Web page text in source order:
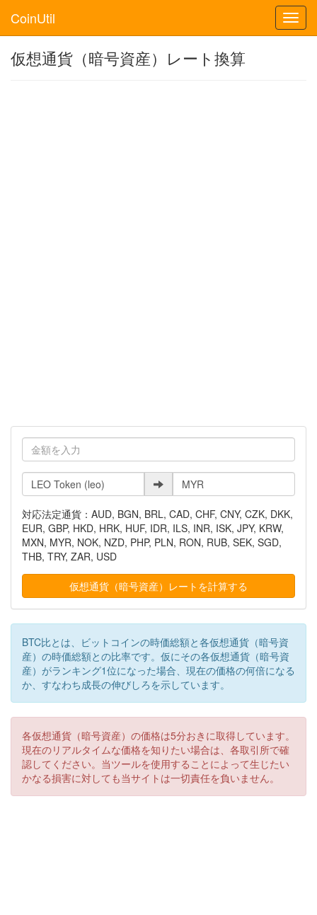
CoinUtil
仮想通貨（暗号資産）レート換算
対応法定通貨：AUD, BGN, BRL, CAD, CHF, CNY, CZK, DKK,
EUR, GBP, HKD, HRK, HUF, IDR, ILS, INR, ISK, JPY, KRW,
MXN, MYR, NOK, NZD, PHP, PLN, RON, RUB, SEK, SGD,
THB, TRY, ZAR, USD
BTC比とは、ビットコインの時価総額と各仮想通貨（暗号資
産）の時価総額との比率です。仮にその各仮想通貨（暗号資
産）がランキング1位になった場合、現在の価格の何倍になる
か、すなわち成長の伸びしろを示しています。
各仮想通貨（暗号資産）の価格は5分おきに取得しています。
現在のリアルタイムな価格を知りたい場合は、各取引所で確
認してください。当ツールを使用することによって生じたい
かなる損害に対しても当サイトは一切責任を負いません。